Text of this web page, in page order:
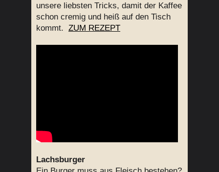
unsere liebsten Tricks, damit der Kaffee
schon cremig und heiß auf den Tisch
kommt. ZUM REZEPT
Lachsburger